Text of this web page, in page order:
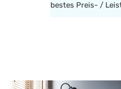
bestes Preis- /